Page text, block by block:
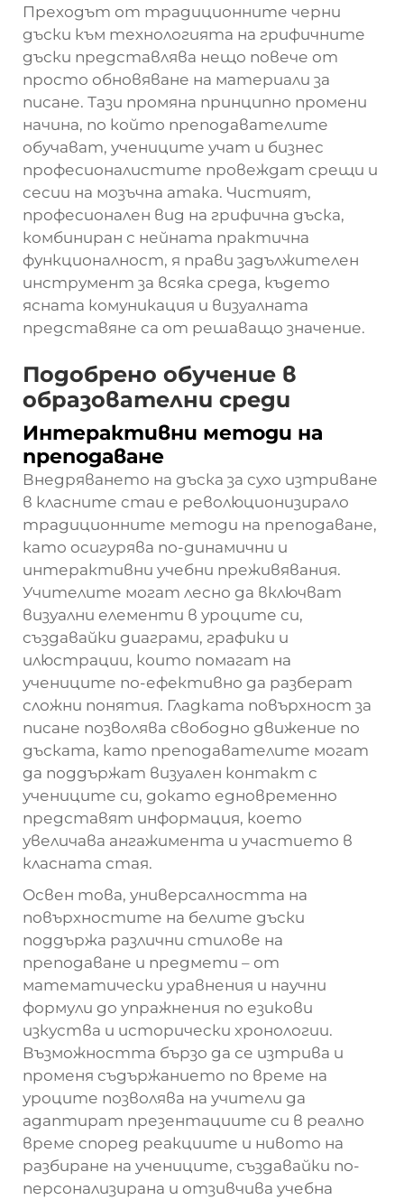
Преходът от традиционните черни
дъски към технологията на грифичните
дъски представлява нещо повече от
просто обновяване на материали за
писане. Тази промяна принципно промени
начина, по който преподавателите
обучават, учениците учат и бизнес
професионалистите провеждат срещи и
сесии на мозъчна атака. Чистият,
професионален вид на грифична дъска,
комбиниран с нейната практична
функционалност, я прави задължителен
инструмент за всяка среда, където
ясната комуникация и визуалната
представяне са от решаващо значение.
Подобрено обучение в
образователни среди
Интерактивни методи на
преподаване
Внедряването на дъска за сухо изтриване
в класните стаи е революционизирало
традиционните методи на преподаване,
като осигурява по-динамични и
интерактивни учебни преживявания.
Учителите могат лесно да включват
визуални елементи в уроците си,
създавайки диаграми, графики и
илюстрации, които помагат на
учениците по-ефективно да разберат
сложни понятия. Гладката повърхност за
писане позволява свободно движение по
дъската, като преподавателите могат
да поддържат визуален контакт с
учениците си, докато едновременно
представят информация, което
увеличава ангажимента и участието в
класната стая.
Освен това, универсалността на
повърхностите на белите дъски
поддържа различни стилове на
преподаване и предмети – от
математически уравнения и научни
формули до упражнения по езикови
изкуства и исторически хронологии.
Възможността бързо да се изтрива и
променя съдържанието по време на
уроците позволява на учители да
адаптират презентациите си в реално
време според реакциите и нивото на
разбиране на учениците, създавайки по-
персонализирана и отзивчива учебна